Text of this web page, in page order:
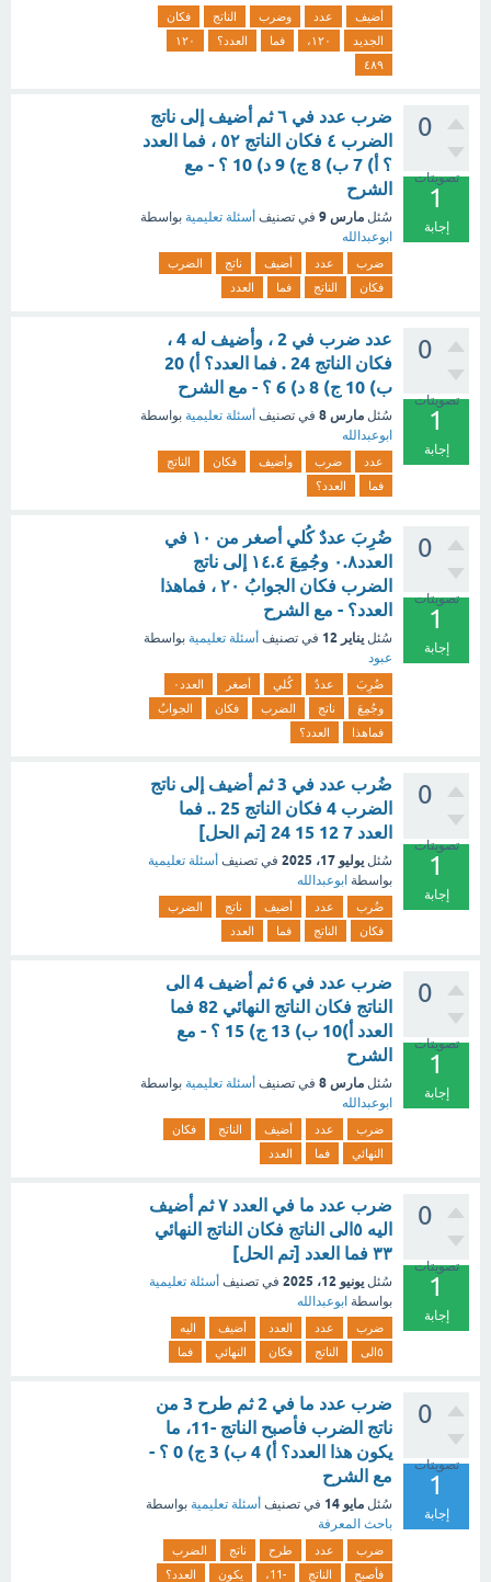
أضيف عدد وضرب الناتج
فكان
الجديد
١٢٠، فما العدد؟
۱۲۰
٤٨٩
0
تصويتات
1
إجابة
ضرب عدد في ٦ ثم أضيف إلى ناتج
الضرب ٤ فكان الناتج ٥٢ ، فما العدد
؟ أ) 7 ب) 8 ج) 9 د) 10 ؟ - مع
الشرح
سُئل مارس 9 في تصنيف أسئلة تعليمية بواسطة
ابوعبدالله
ضرب عدد أضيف ناتج
الضرب
فكان
الناتج فما العدد
0
تصويتات
1
إجابة
عدد ضرب في 2 ، وأضيف له 4 ،
فكان الناتج 24 . فما العدد؟ أ) 20
ب) 10 ج) 8 د) 6 ؟ - مع الشرح
سُئل مارس 8 في تصنيف أسئلة تعليمية بواسطة
ابوعبدالله
عدد ضرب وأضيف فكان
الناتج
فما
العدد؟
0
تصويتات
1
إجابة
ضُرِبَ عددٌ كُلي أصغر من ١٠ في
العدد٠.٨ وجُمِعَ ١٤.٤ إلى ناتج
الضرب فكان الجوابُ ٢٠ ، فماهذا
العدد؟ - مع الشرح
سُئل يناير 12 في تصنيف أسئلة تعليمية بواسطة
عبود
ضُرِبَ عددٌ كُلي أصغر
العدد٠
وجُمِعَ
ناتج الضرب فكان
الجوابُ
فماهذا
العدد؟
0
تصويتات
1
إجابة
ضُرب عدد في 3 ثم أضيف إلى ناتج
الضرب 4 فكان الناتج 25 .. فما
العدد 7 12 15 24 [تم الحل]
سُئل يوليو 17، 2025 في تصنيف أسئلة تعليمية
بواسطة ابوعبدالله
ضُرب عدد أضيف ناتج
الضرب
فكان
الناتج فما العدد
0
تصويتات
1
إجابة
ضرب عدد في 6 ثم أضيف 4 الى
الناتج فكان الناتج النهائي 82 فما
العدد أ)10 ب) 13 ج) 15 ؟ - مع
الشرح
سُئل مارس 8 في تصنيف أسئلة تعليمية بواسطة
ابوعبدالله
ضرب عدد أضيف الناتج
فكان
النهائي
فما العدد
0
تصويتات
1
إجابة
ضرب عدد ما في العدد ٧ ثم أضيف
اليه ٥الى الناتج فكان الناتج النهائي
٣٣ فما العدد [تم الحل]
سُئل يونيو 12، 2025 في تصنيف أسئلة تعليمية
بواسطة ابوعبدالله
ضرب عدد العدد أضيف
اليه
٥الى
الناتج فكان النهائي فما
0
تصويتات
1
إجابة
ضرب عدد ما في 2 ثم طرح 3 من
ناتج الضرب فأصبح الناتج -11، ما
يكون هذا العدد؟ أ) 4 ب) 3 ج) 0 ؟ -
مع الشرح
سُئل مايو 14 في تصنيف أسئلة تعليمية بواسطة
باحث المعرفة
ضرب عدد طرح ناتج
الضرب
فأصبح
الناتج -11، يكون العدد؟